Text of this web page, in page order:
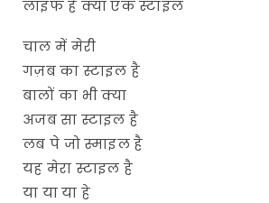
लाइफ है क्या एक स्टाइल
चाल में मेरी
गज़ब का स्टाइल है
बालों का भी क्या
अजब सा स्टाइल है
लब पे जो स्माइल है
यह मेरा स्टाइल है
या या या हे